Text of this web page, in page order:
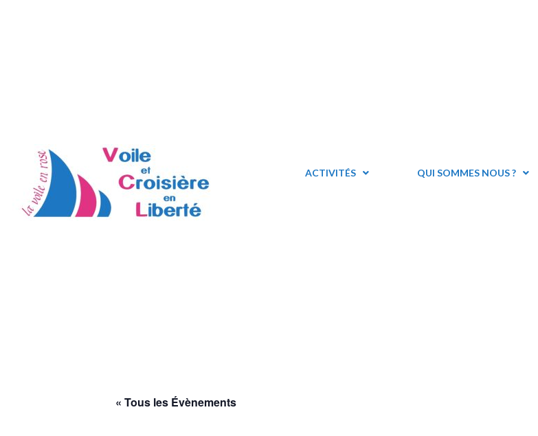
ACTIVITÉS QUI SOMMES NOUS ?
« Tous les Évènements